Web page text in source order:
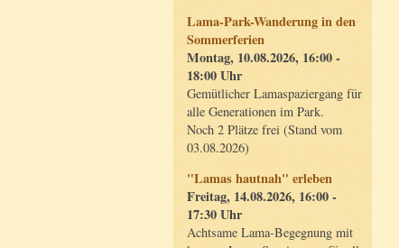
Lama-Park-Wanderung in den
Sommerferien
Montag, 10.08.2026, 16:00 -
18:00 Uhr
Gemütlicher Lamaspaziergang für
alle Generationen im Park.
Noch 2 Plätze frei (Stand vom
03.08.2026)
"Lamas hautnah" erleben
Freitag, 14.08.2026, 16:00 -
17:30 Uhr
Achtsame Lama-Begegnung mit